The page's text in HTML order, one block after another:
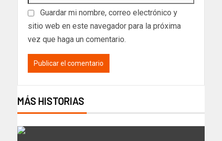
Guardar mi nombre, correo electrónico y
sitio web en este navegador para la próxima
vez que haga un comentario.
MÁS HISTORIAS